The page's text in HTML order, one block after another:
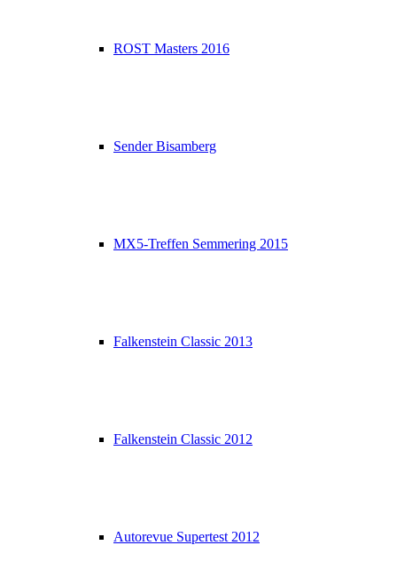
ROST Masters 2016
Sender Bisamberg
MX5-Treffen Semmering 2015
Falkenstein Classic 2013
Falkenstein Classic 2012
Autorevue Supertest 2012